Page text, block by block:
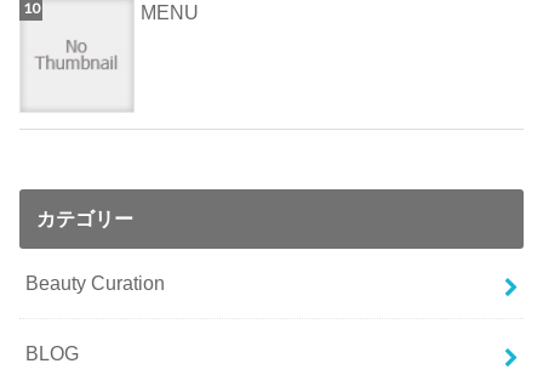
MENU
カテゴリー
Beauty Curation
BLOG